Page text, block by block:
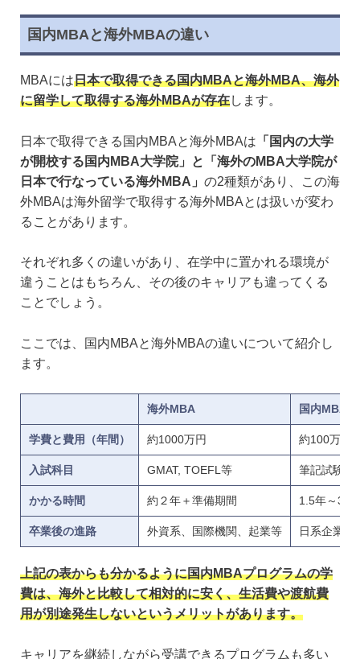
国内MBAと海外MBAの違い
MBAには日本で取得できる国内MBAと海外MBA、海外
に留学して取得する海外MBAが存在します。
日本で取得できる国内MBAと海外MBAは 「国内の大学
が開校する国内MBA大学院」と「海外のMBA大学院が
日本で行なっている海外MBA」 の2種類があり、この海
外MBAは海外留学で取得する海外MBAとは扱いが変わ
ることがあります。
それぞれ多くの違いがあり、在学中に置かれる環境が
違うことはもちろん、その後のキャリアも違ってくる
ことでしょう。
ここでは、国内MBAと海外MBAの違いについて紹介し
ます。
海外MBA 国内MBA
学費と費用（年間） 約1000万円 約100万～
入試科目 GMAT, TOEFL等 筆記試験・
かかる時間 約２年＋準備期間 1.5年～3年
卒業後の進路 外資系、国際機関、起業等 日系企業、
上記の表からも分かるように国内MBAプログラムの学
費は、海外と比較して相対的に安く、生活費や渡航費
用が別途発生しないというメリットがあります。
キャリアを継続しながら受講できるプログラムも多い